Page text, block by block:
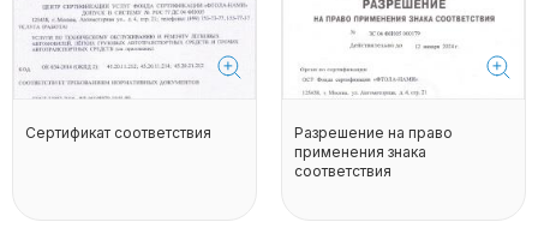
Сертификат соответствия
Разрешение на право
применения знака
соответствия